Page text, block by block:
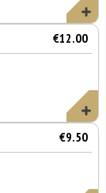
€12.00
€9.50